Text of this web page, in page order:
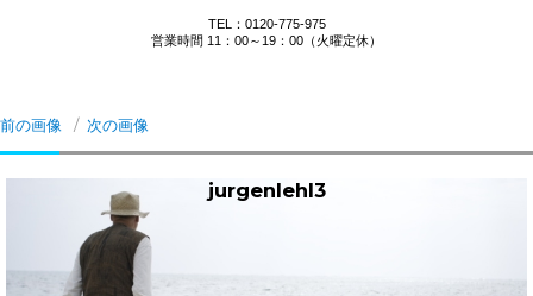
TEL：0120-775-975
営業時間 11：00～19：00（火曜定休）
前の画像 次の画像
jurgenlehl3